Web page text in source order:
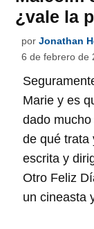
¿vale la
por Jonathan
6 de febrero de
Marie y es
dado
de qué trata
escrita y
Otro Feliz
un cineasta